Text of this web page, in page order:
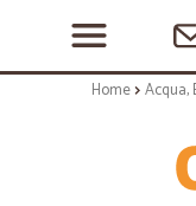
Home